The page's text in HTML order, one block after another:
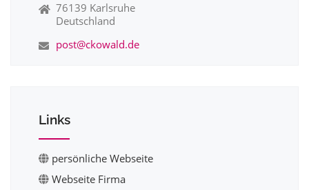
76139 Karlsruhe
Deutschland
post@ckowald.de
Links
persönliche Webseite
Webseite Firma